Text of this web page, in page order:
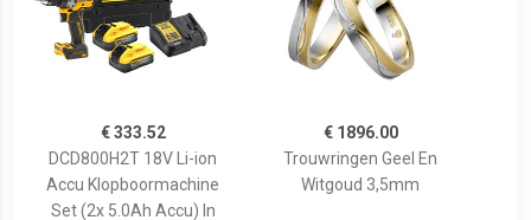
€ 333.52
DCD800H2T 18V Li-ion
Accu Klopboormachine
Set (2x 5.0Ah Accu) In
€ 1896.00
Trouwringen Geel En
Witgoud 3,5mm